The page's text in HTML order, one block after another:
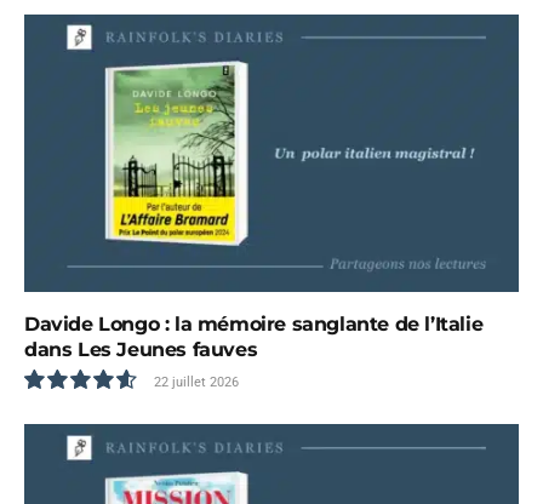
9.6
Davide Longo : la mémoire sanglante de l’Italie
dans Les Jeunes fauves
9.3
22 juillet 2026